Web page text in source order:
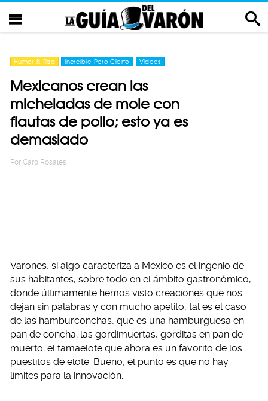
Humor & Risa Increíble Pero Cierto Videos
Mexicanos crean las
micheladas de mole con
flautas de pollo; esto ya es
demasiado
Por Caro Rosales
Varones, si algo caracteriza a México es el ingenio de
sus habitantes, sobre todo en el ámbito gastronómico,
donde últimamente hemos visto creaciones que nos
dejan sin palabras y con mucho apetito, tal es el caso
de las hamburconchas, que es una hamburguesa en
pan de concha; las gordimuertas, gorditas en pan de
muerto; el tamaelote que ahora es un favorito de los
puestitos de elote. Bueno, el punto es que no hay
límites para la innovación.